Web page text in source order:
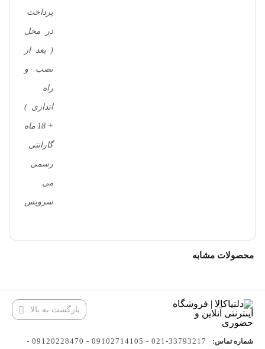
پرداخت
در محل
( بعد از
نصب و
راه
اندازی )
+ 18 ماه
گارانتی
رسمی
می
سرویس
محصولات مشابه
بازگشت به بالا
شماره تماس:
33793217-021 - 09102714105 - 09120228470 -